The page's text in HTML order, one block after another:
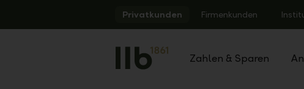
Privatkunden Firmenkunden
Zahlen & Sparen